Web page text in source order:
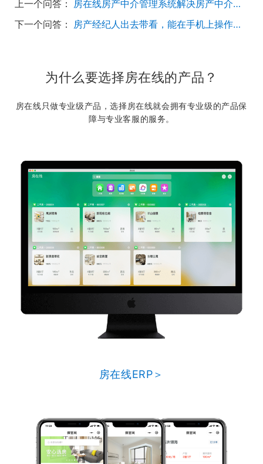
上一个问答：
房在线房产中介管理系统解决房产中介公司痛点有什么优势？
下一个问答：
房产经纪人出去带看，能在手机上操作系统不？
为什么要选择房在线的产品？
房在线只做专业级产品，选择房在线就会拥有专业级的产品保
障与专业客服的服务。
房在线ERP＞